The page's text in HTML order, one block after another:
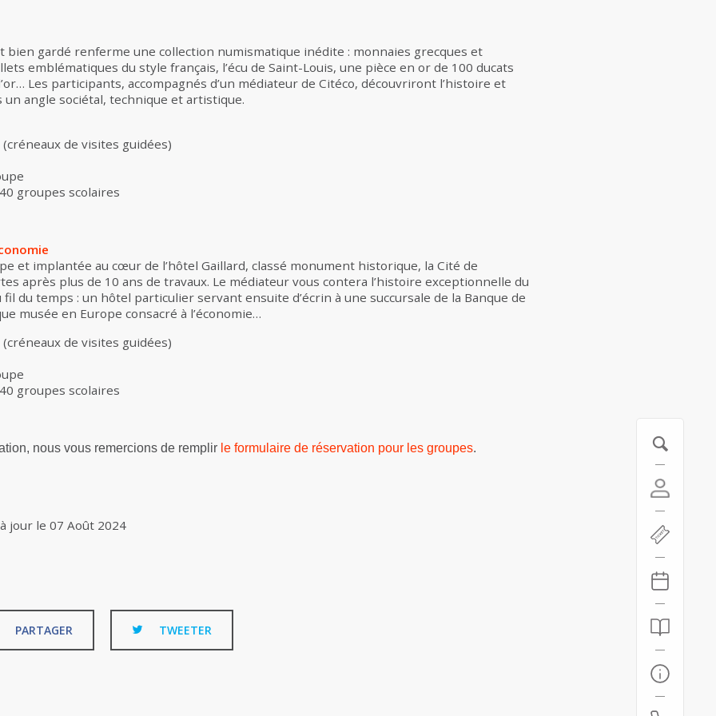
bien gardé renferme une collection numismatique inédite : monnaies grecques et
emblématiques du style français, l’écu de Saint-Louis, une pièce en or de 100 ducats
Les participants, accompagnés d’un médiateur de Citéco, découvriront l’histoire et
un angle sociétal, technique et artistique.
de visites guidées)
groupes scolaires
et implantée au cœur de l’hôtel Gaillard, classé monument historique, la Cité de
après plus de 10 ans de travaux. Le médiateur vous contera l’histoire exceptionnelle du
du temps : un hôtel particulier servant ensuite d’écrin à une succursale de la Banque de
musée en Europe consacré à l’économie…
de visites guidées)
groupes scolaires
nous vous remercions de remplir le formulaire de réservation pour les groupes.
jour le 07 Août 2024
PARTAGER TWEETER